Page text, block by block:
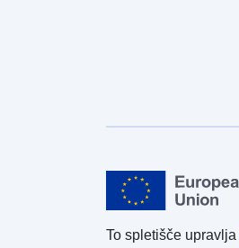
To spletišče upravlja